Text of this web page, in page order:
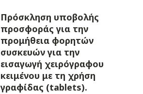
Πρόσκληση υποβολής
προσφοράς για την
προμήθεια φορητών
συσκευών για την
εισαγωγή χειρόγραφου
κειμένου με τη χρήση
γραφίδας (tablets).